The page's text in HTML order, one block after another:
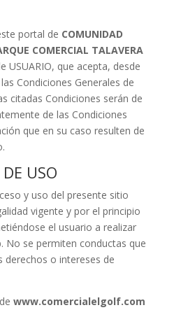
portal de COMUNIDAD
COMERCIAL TALAVERA
USUARIO, que acepta, desde
Condiciones Generales de
citadas Condiciones serán de
de las Condiciones
que en su caso resulten de
USO
y uso del presente sitio
vigente y por el principio
el usuario a realizar
No se permiten conductas que
derechos o intereses de
www.comercialelgolf.com